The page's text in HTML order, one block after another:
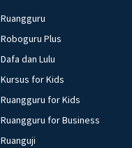
Ruangguru
Roboguru Plus
Dafa dan Lulu
Kursus for Kids
Ruangguru for Kids
Ruangguru for Business
Ruanguji